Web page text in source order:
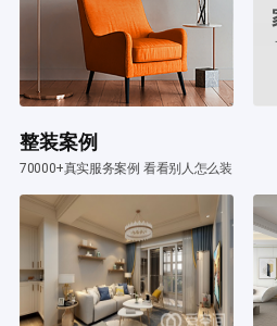
整装案例
70000+真实服务案例 看看别人怎么装